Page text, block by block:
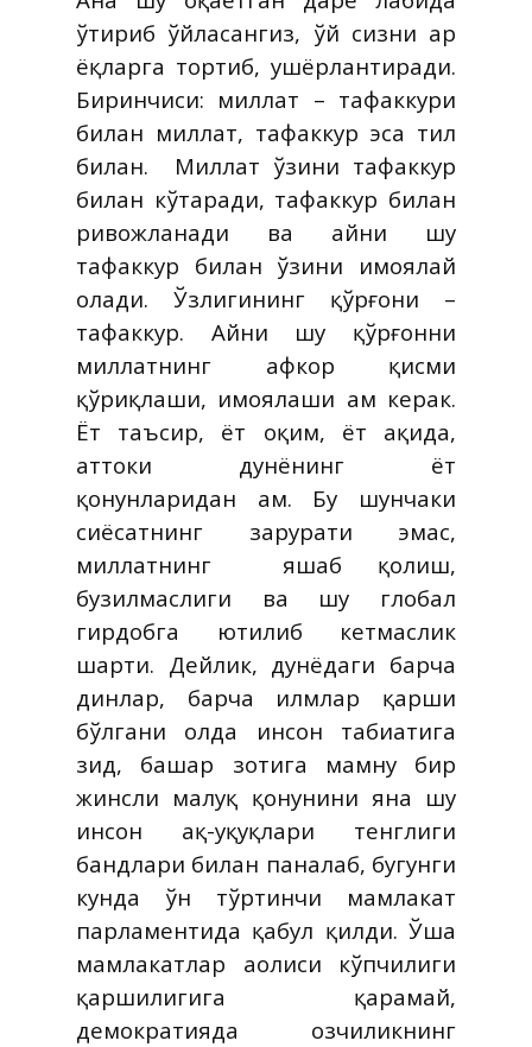
ўтириб ўйласангиз, ўй сизни ҳар
ёқларга тортиб, ҳушёрлантиради.
Биринчиси: миллат – тафаккури
билан миллат, тафаккур эса тил
билан.
Миллат ўзини тафаккур
билан кўтаради, тафаккур билан
ривожланади ва айни шу
тафаккур билан ўзини ҳимоялай
олади. Ўзлигининг қўрғони –
тафаккур. Айни шу қўрғонни
миллатнинг афкор қисми
қўриқлаши, ҳимоялаши ҳам керак.
Ёт таъсир, ёт оқим, ёт ақида,
ҳаттоки дунёнинг ёт
қонунларидан ҳам. Бу шунчаки
сиёсатнинг зарурати эмас,
миллатнинг
яшаб қолиш,
бузилмаслиги ва шу глобал
гирдобга ютилиб кетмаслик
шарти. Дейлик, дунёдаги барча
динлар, барча илмлар қарши
бўлгани ҳолда инсон табиатига
зид, башар зотига мамну бир
жинсли маҳлуқ қонунини яна шу
инсон ҳақ-ҳуқуқлари тенглиги
бандлари билан паналаб, бугунги
кунда ўн тўртинчи мамлакат
парламентида қабул қилди. Ўша
мамлакатлар аҳолиси кўпчилиги
қаршилигига қарамай,
демократияда озчиликнинг